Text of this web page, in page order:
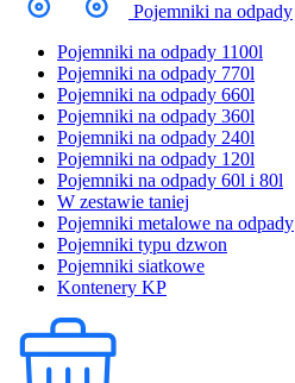
Pojemniki na odpady
Pojemniki na odpady 1100l
Pojemniki na odpady 770l
Pojemniki na odpady 660l
Pojemniki na odpady 360l
Pojemniki na odpady 240l
Pojemniki na odpady 120l
Pojemniki na odpady 60l i 80l
W zestawie taniej
Pojemniki metalowe na odpady
Pojemniki typu dzwon
Pojemniki siatkowe
Kontenery KP